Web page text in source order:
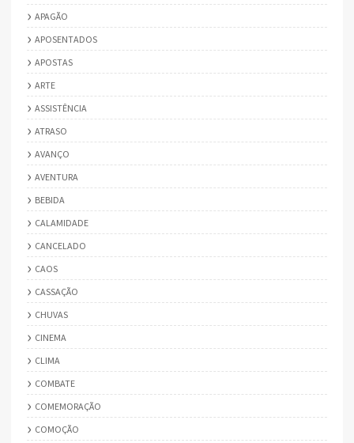
APAGÃO
APOSENTADOS
APOSTAS
ARTE
ASSISTÊNCIA
ATRASO
AVANÇO
AVENTURA
BEBIDA
CALAMIDADE
CANCELADO
CAOS
CASSAÇÃO
CHUVAS
CINEMA
CLIMA
COMBATE
COMEMORAÇÃO
COMOÇÃO